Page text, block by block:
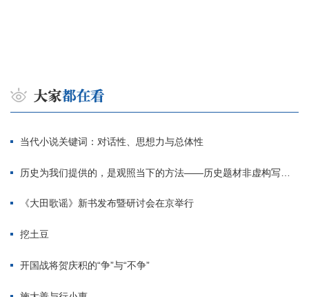
当代小说关键词：对话性、思想力与总体性
历史为我们提供的，是观照当下的方法——历史题材非虚构写作多人谈
《大田歌谣》新书发布暨研讨会在京举行
挖土豆
开国战将贺庆积的“争”与“不争”